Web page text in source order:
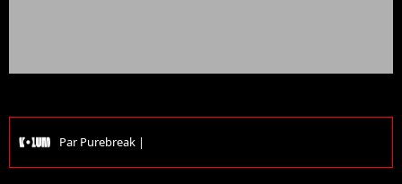
ParPurebreak |